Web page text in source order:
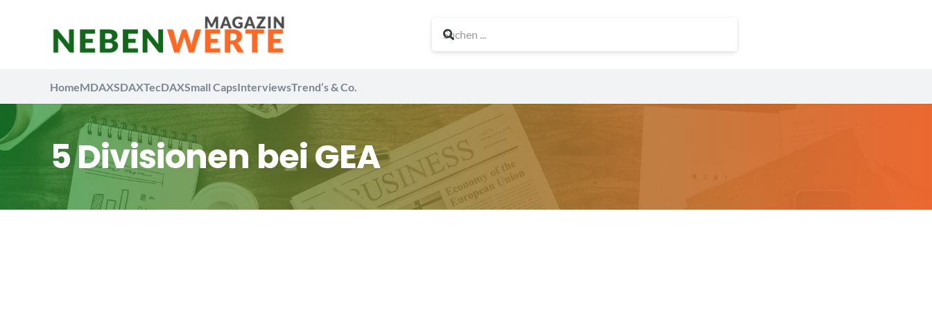
HomeMDAXSDAXTecDAXSmall CapsInterviewsTrend’s & Co.
5 Divisionen bei GEA